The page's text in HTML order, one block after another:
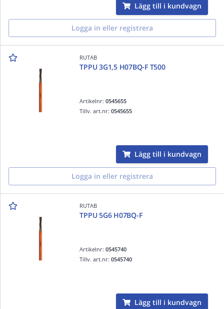
Lägg till i kundvagn
Logga in eller registrera
RUTAB
TPPU 3G1,5 H07BQ-F T500
Artikelnr:0545655
Tillv. art.nr:0545655
Lägg till i kundvagn
Logga in eller registrera
RUTAB
TPPU 5G6 H07BQ-F
Artikelnr:0545740
Tillv. art.nr:0545740
Lägg till i kundvagn